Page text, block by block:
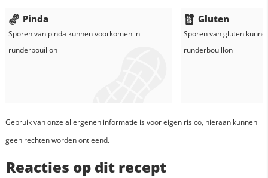
Pinda
Sporen van pinda kunnen voorkomen in
runderbouillon
Gluten
Sporen van gluten
runderbouillon
Gebruik van onze allergenen informatie is voor eigen risico, hieraan kunnen
geen rechten worden ontleend.
Reacties op dit recept